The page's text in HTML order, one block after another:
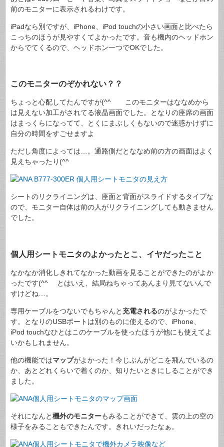
前のモニターに表示されるわけです。
iPadなら別ですが、iPhone、iPod touchの小さい画面と比べたら
こっちのほうが見やすくてよかったです。音も機内のヘッドホン
からでてくるので、ヘッドホン一つでOKでした。
このモニターのぞかれない？？
ちょっと心配してたんですが(^^ゞ このモニターはななめから
は見えない加工がされてる液晶画面でした。となりの座席の画面
はまっくらになってて、とくにまぶしくもないので迷惑かけずに
自分の時間をすごせますよ
ただし角度によっては…。通路側だとななめ前の方の画面はよく
見えちゃったり(^^ゞ
シートのリクライニングは、座面と背面がスライドするタイプな
ので、モニター自体は前の人がリクライニングしても動きません
でした。
個人用シートモニタのよかったとこ、イヤだったこと
なかなか消化しきれてなかった動画を見ることができたのがよか
ったです(^^ゞ とはいえ、結局ねちゃってあんまり見てないんで
すけどね…。
専用ケーブルをつないでもちゃんと 充電されるのがよかったで
す。となりのUSBポートは別のものに使えるので、iPhone、
iPod touchなひとはこのケーブルを使ったほうが他にも使えてよ
いかもしれません。
他の機能ではマップがよかった！今じぶんがどこを飛んでいるの
か、あとどれくらいで着くのか、知りたいときにしることができ
ました。
それになんと機外のモニターもみることができて、雲の上の空の
様子をみることもできたんです。きれいだったなぁ。